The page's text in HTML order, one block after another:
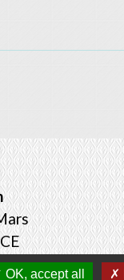
OK, accept all